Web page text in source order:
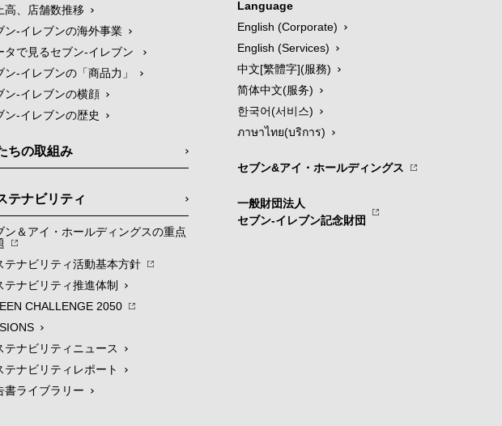
高、店舗数推移
ン‐イレブンの海外事業
タで見るセブン‐イレブン
ン‐イレブンの「商品力」
ン-イレブンの横顔
ン-イレブンの歴史
ちの取組み
テナビリティ
ン＆アイ・ホールディングスの重点
テナビリティ活動基本方針
テナビリティ推進体制
CHALLENGE 2050
テナビリティニュース
テナビリティレポート
書ライブラリー
Language
English (Corporate)
English (Services)
中文[繁體字](服務)
简体中文(服务)
한국어(서비스)
ภาษาไทย(บริการ)
セブン&アイ・ホールディングス
一般財団法人
セブン-イレブン記念財団